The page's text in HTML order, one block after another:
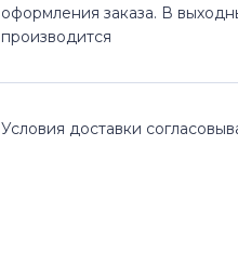
оформления заказа. В
производится
Условия доставки